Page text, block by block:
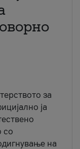
за
ја
со
на